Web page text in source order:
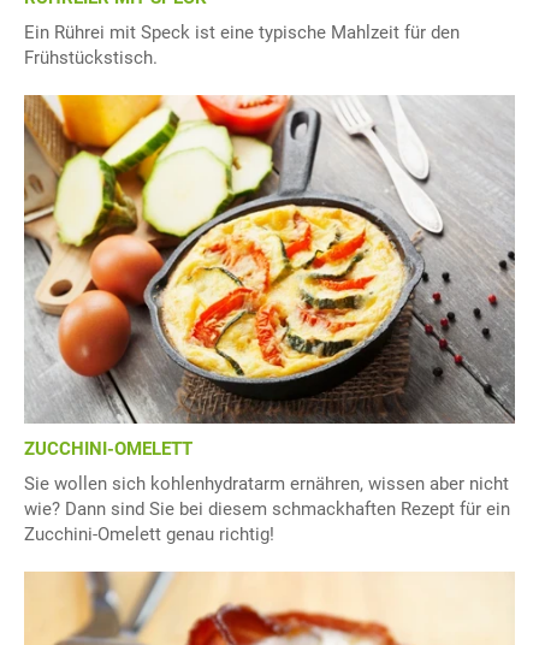
Ein Rührei mit Speck ist eine typische Mahlzeit für den
Frühstückstisch.
ZUCCHINI-OMELETT
Sie wollen sich kohlenhydratarm ernähren, wissen aber nicht
wie? Dann sind Sie bei diesem schmackhaften Rezept für ein
Zucchini-Omelett genau richtig!